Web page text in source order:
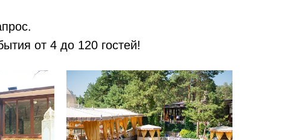
от 4 до 120 гостей!